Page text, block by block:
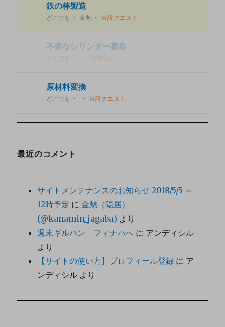
鉄の棒製造
どこでも 金魅 常設クエスト
不要なシリンダー募集
期間限定
原材料変換
どこでも 常設クエスト
最近のコメント
サイトメンテナンスのお知らせ 2018/5/5 ～
12時予定 に金魅（隠居）
(@kanamin_jagaba) より
週末ギルハン フィナハへ に アンディシル
より
【サイトの使い方】プロフィール登録 に ア
ンディシル より